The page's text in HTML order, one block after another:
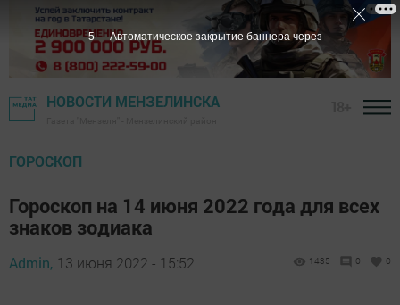
НОВОСТИ МЕНЗЕЛИНСКА
ГОРОСКОП
Гороскоп на 14 июня 2022 года для всех
знаков зодиака
Admin, 13 июня 2022 - 15:52 1435 0 0
4 Автоматическое закрытие баннера через